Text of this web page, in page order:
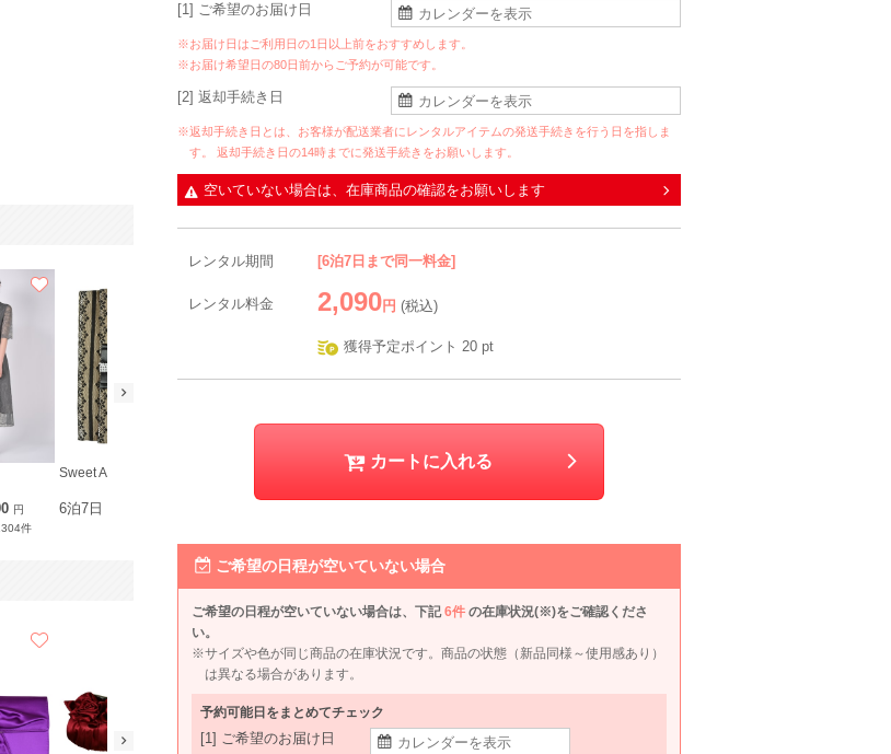
[1] ご希望のお届け日
※お届け日はご利用日の1日以上前をおすすめします。
※お届け希望日の80日前からご予約が可能です。
[2] 返却手続き日
※返却手続き日とは、お客様が配送業者にレンタルアイテムの発送手続きを行う日を指しま
す。 返却手続き日の14時までに発送手続きをお願いします。
空いていない場合は、在庫商品の確認をお願いします
レンタル期間 [6泊7日まで同一料金]
レンタル料金 2,090 円 (税込)
獲得予定ポイント 20 pt
カートに入れる
ご希望の日程が空いていない場合
ご希望の日程が空いていない場合は、下記6件 の在庫状況(※)をご確認くださ
い。
※サイズや色が同じ商品の在庫状況です。商品の状態（新品同様～使用感あり）
は異なる場合があります。
予約可能日をまとめてチェック
[1] ご希望のお届け日
円
件
Sweet As
6泊7日